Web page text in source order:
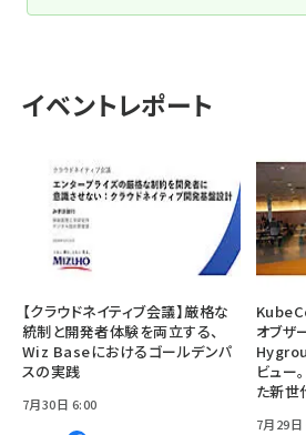
イベントレポート
【クラウドネイティブ会議】厳格な
統制と開発者体験を両立する、
Wiz Baseにおけるゴールデンパ
スの実践
7月30日 6:00
オブザ
ビュー
た新世
7月29日